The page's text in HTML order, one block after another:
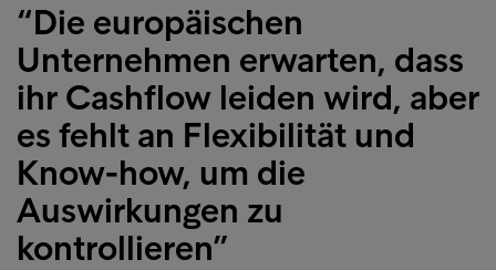
“Die europäischen
Unternehmen erwarten, dass
ihr Cashflow leiden wird, aber
es fehlt an Flexibilität und
Know-how, um die
Auswirkungen zu
kontrollieren”